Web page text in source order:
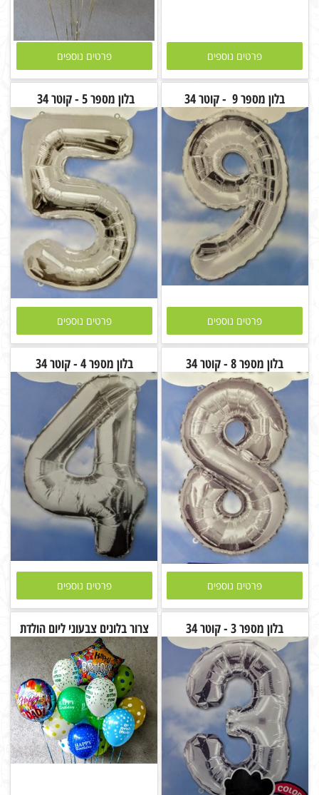
פרטים נוספים פרטים נוספים
בלון מספר 9 - קוטר 34
פרטים נוספים
בלון מספר 5 - קוטר 34
פרטים נוספים
בלון מספר 8 - קוטר 34
פרטים נוספים
בלון מספר 4 - קוטר 34
פרטים נוספים
בלון מספר 3 - קוטר 34 צרור בלונים צבעוני ליום הולדת